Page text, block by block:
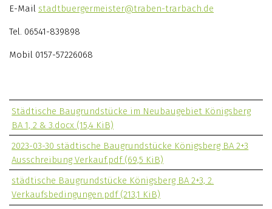
E-Mail stadtbuergermeister@traben-trarbach.de
Tel. 06541-839898
Mobil 0157-57226068
Städtische Baugrundstücke im Neubaugebiet Königsberg
BA 1, 2 & 3.docx (15,4 KiB)
2023-03-30 städtische Baugrundstücke Königsberg BA 2+3
Ausschreibung Verkauf.pdf (69,5 KiB)
städtische Baugrundstücke Königsberg BA 2+3, 2.
Verkaufsbedingungen.pdf (213,1 KiB)